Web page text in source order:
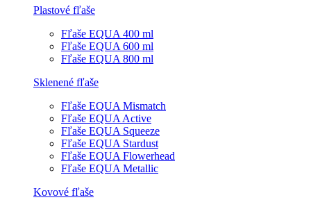
Plastové fľaše
Fľaše EQUA 400 ml
Fľaše EQUA 600 ml
Fľaše EQUA 800 ml
Sklenené fľaše
Fľaše EQUA Mismatch
Fľaše EQUA Active
Fľaše EQUA Squeeze
Fľaše EQUA Stardust
Fľaše EQUA Flowerhead
Fľaše EQUA Metallic
Kovové fľaše